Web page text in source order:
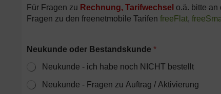
Für Fragen zu Rechnung, Tarifwechsel o.ä. bitte an
Fragen zu den freenetmobile Tarifen freeFlat,
Neukunde oder Bestandskunde *
Neukunde - ich habe noch NICHT bestellt
Neukunde - Fragen zu Auftrag / Aktivierung